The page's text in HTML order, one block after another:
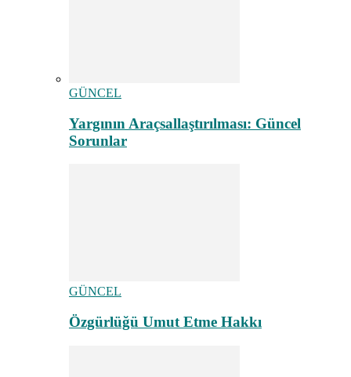
GÜNCEL
Yargının Araçsallaştırılması: Güncel
Sorunlar
GÜNCEL
Özgürlüğü Umut Etme Hakkı